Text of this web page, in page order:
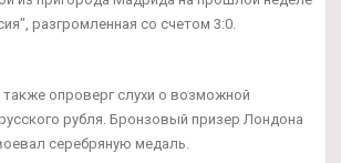
разгромленная со счетом 3:0.
также опроверг слухи о возможной
рубля. Бронзовый призер Лондона
серебряную медаль.